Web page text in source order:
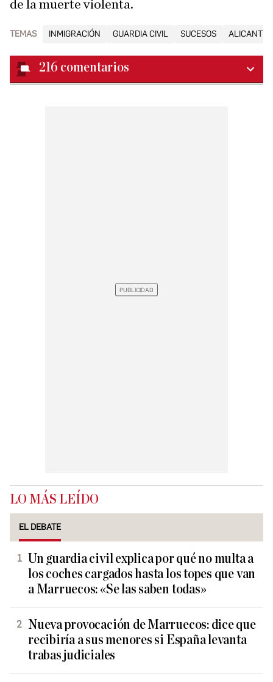
de la muerte violenta.
TEMAS INMIGRACIÓN GUARDIA CIVIL SUCESOS ALICANTE
216 comentarios
LO MÁS LEÍDO
EL DEBATE
Un guardia civil explica por qué no multa a
los coches cargados hasta los topes que van
a Marruecos: «Se las saben todas»
Nueva provocación de Marruecos: dice que
recibiría a sus menores si España levanta
trabas judiciales